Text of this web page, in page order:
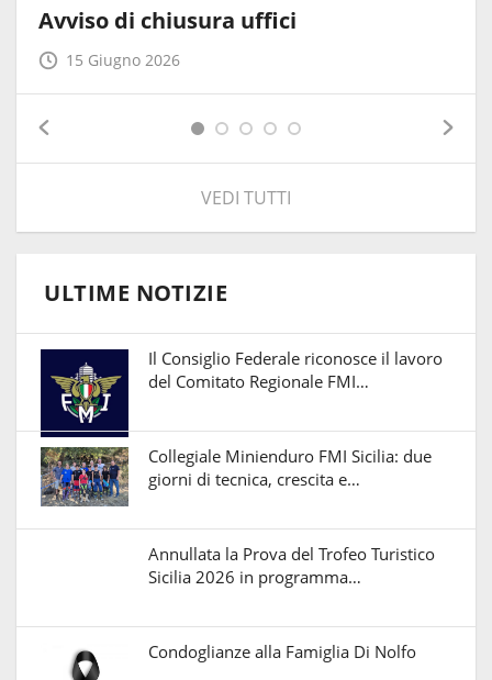
Avviso di chiusura uffici
15 Giugno 2026
VEDI TUTTI
ULTIME NOTIZIE
Il Consiglio Federale riconosce il lavoro
del Comitato Regionale FMI…
Collegiale Minienduro FMI Sicilia: due
giorni di tecnica, crescita e…
Annullata la Prova del Trofeo Turistico
Sicilia 2026 in programma…
Condoglianze alla Famiglia Di Nolfo